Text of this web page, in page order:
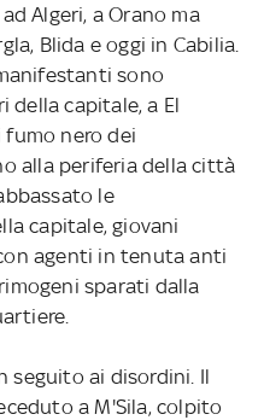
Algeri, a Orano ma
Blida e oggi in Cabilia.
sono
capitale, a El
fumo nero dei
alla periferia della città
le
capitale, giovani
agenti in tenuta anti
sparati dalla
seguito ai disordini. Il
a M'Sila, colpito